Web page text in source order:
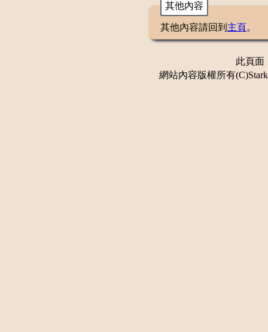
其他內容
其他內容請回到 主頁。
此頁面
網站內容版權所有